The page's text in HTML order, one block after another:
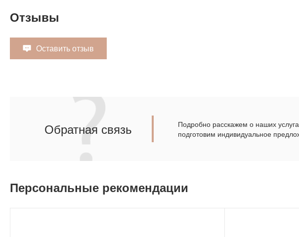
Отзывы
Оставить отзыв
Обратная связь
Подробно расскажем о наших
подготовим индивидуальное
Персональные рекомендации